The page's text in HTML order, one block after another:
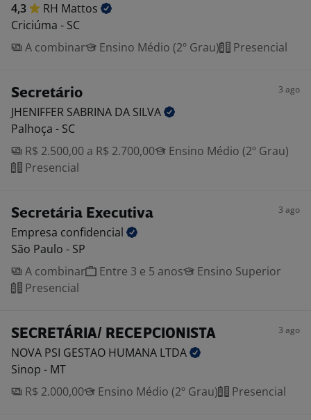
4,3 RH Mattos
Criciúma - SC
A combinar
Ensino Médio (2º Grau) Presencial
Secretário 3 ago
JHENIFFER SABRINA DA SILVA
Palhoça - SC
R$ 2.500,00 a R$ 2.700,00
Ensino Médio (2º Grau)
Presencial
Secretária Executiva 3 ago
Empresa confidencial
São Paulo - SP
A combinar
Entre 3 e 5 anos
Ensino Superior
Presencial
SECRETÁRIA/ RECEPCIONISTA 3 ago
NOVA PSI GESTAO HUMANA LTDA
Sinop - MT
R$ 2.000,00
Ensino Médio (2º Grau) Presencial